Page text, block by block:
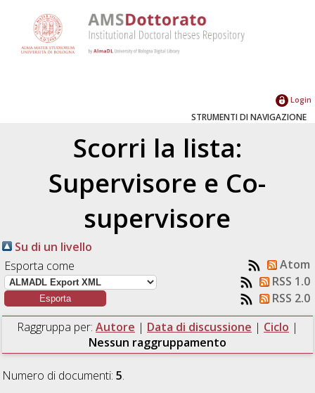
Login
STRUMENTI DI NAVIGAZIONE
Scorri la lista:
Supervisore e Co-
supervisore
Su di un livello
Esporta come
Atom
RSS 1.0
RSS 2.0
Raggruppa per: Autore | Data di discussione | Ciclo |
Nessun raggruppamento
Numero di documenti:5.